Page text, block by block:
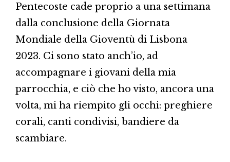
Pentecoste cade proprio a una settimana
dalla conclusione della Giornata
Mondiale della Gioventù di Lisbona
2023. Ci sono stato anch’io, ad
accompagnare i giovani della mia
parrocchia, e ciò che ho visto, ancora una
volta, mi ha riempito gli occhi: preghiere
corali, canti condivisi, bandiere da
scambiare.